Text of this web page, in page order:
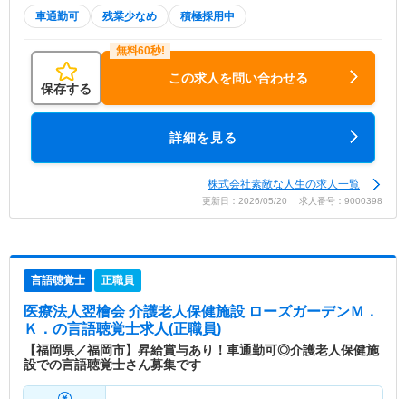
車通勤可 残業少なめ 積極採用中
保存する
この求人を問い合わせる
詳細を見る
株式会社素敵な人生の求人一覧
更新日：2026/05/20 求人番号：9000398
言語聴覚士 正職員
医療法人翌檜会 介護老人保健施設 ローズガーデンＭ．
Ｋ． の言語聴覚士求人(正職員)
【福岡県／福岡市】昇給賞与あり！車通勤可◎介護老人保健施
設での言語聴覚士さん募集です